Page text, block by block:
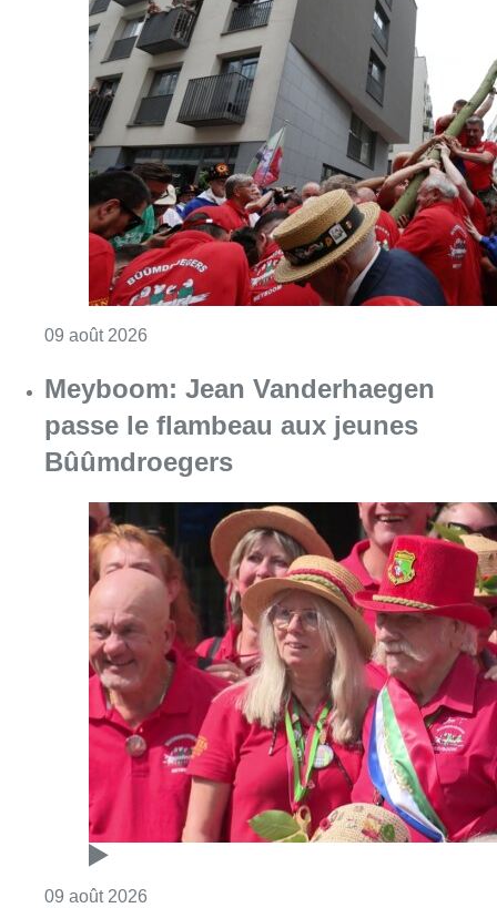
09 août 2026
Meyboom: Jean Vanderhaegen
passe le flambeau aux jeunes
Bûûmdroegers
09 août 2026